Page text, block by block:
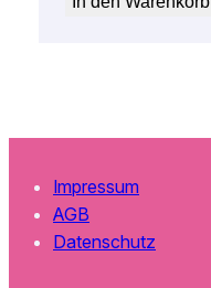
Impressum
AGB
Datenschutz